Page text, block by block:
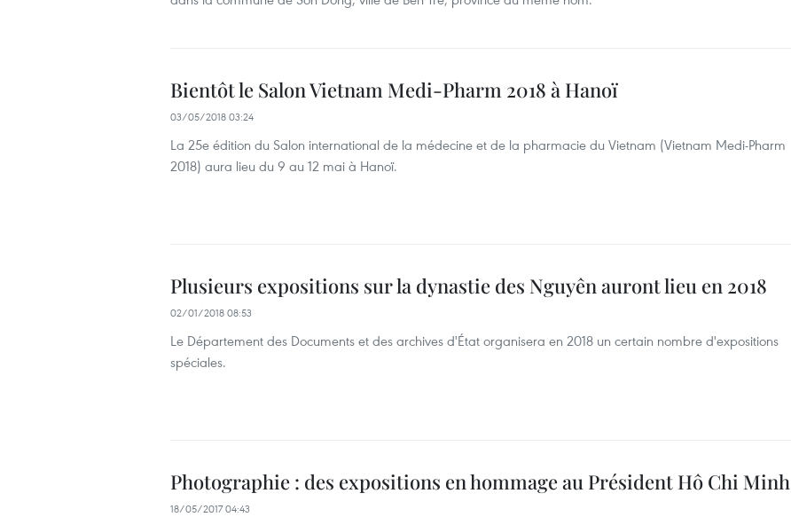
Bientôt le Salon Vietnam Medi-Pharm 2018 à Hanoï
03/05/2018 03:24
La 25e édition du Salon international de la médecine et de la pharmacie du Vietnam (Vietnam Medi-Pharm
2018) aura lieu du 9 au 12 mai à Hanoï.
Plusieurs expositions sur la dynastie des Nguyên auront lieu en 2018
02/01/2018 08:53
Le Département des Documents et des archives d'État organisera en 2018 un certain nombre d'expositions
spéciales.
Photographie : des expositions en hommage au Président Hô Chi Minh
18/05/2017 04:43